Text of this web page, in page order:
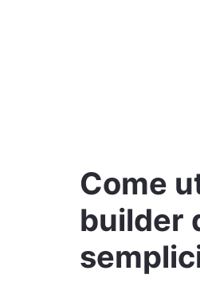
Come
builder